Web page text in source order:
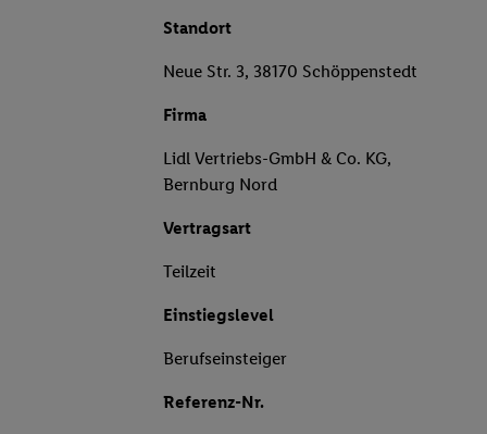
Standort
Neue Str. 3, 38170 Schöppenstedt
Firma
Lidl Vertriebs-GmbH & Co. KG,
Bernburg Nord
Vertragsart
Teilzeit
Einstiegslevel
Berufseinsteiger
Referenz-Nr.